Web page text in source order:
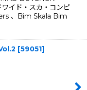
イド・スカ・コンピ
、Bim Skala Bim
[59051]